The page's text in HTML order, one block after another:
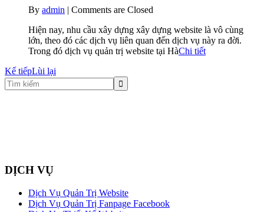
By admin | Comments are Closed
Hiện nay, nhu cầu xây dựng xây dựng website là vô cùng
lớn, theo đó các dịch vụ liên quan đến dịch vụ này ra đời.
Trong đó dịch vụ quản trị website tại HàChi tiết
Kế tiếpLùi lại
DỊCH VỤ
Dịch Vụ Quản Trị Website
Dịch Vụ Quản Trị Fanpage Facebook